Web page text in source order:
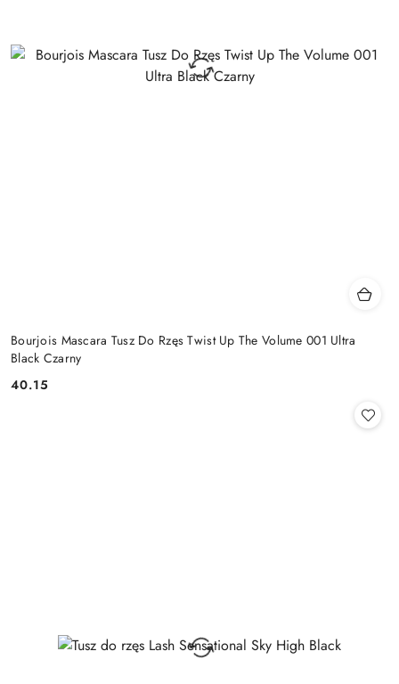
Bourjois Mascara Tusz Do Rzęs Twist Up The Volume 001 Ultra
Black Czarny
Cena:
40.15